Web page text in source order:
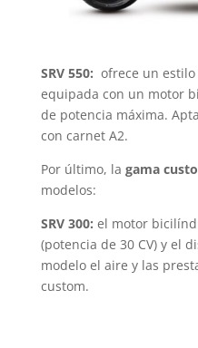
SRV 550: ofrece un estilo
equipada con un motor
de potencia máxima.
con carnet A2.
Por último, la gama
modelos:
SRV 300: el motor
(potencia de 30 CV) y el
modelo el aire y las
custom.